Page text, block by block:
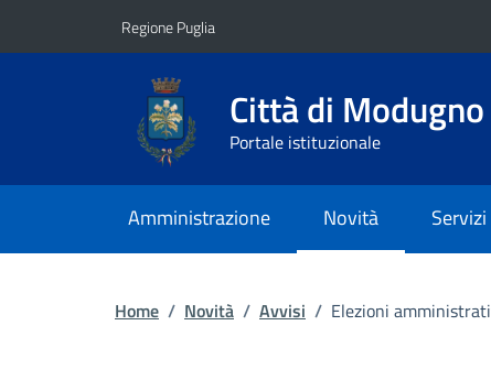
Regione Puglia
Città di Modugno
Portale istituzionale
Amministrazione Novità Servizi
Home / Novità / Avvisi / Elezioni